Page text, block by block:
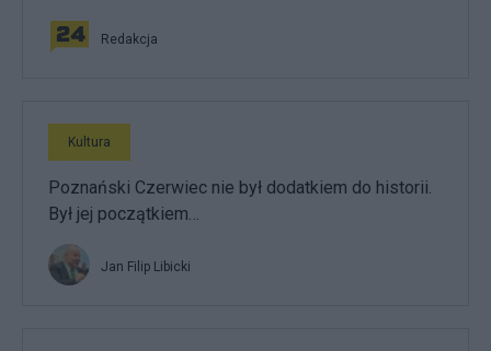
Redakcja
Kultura
Poznański Czerwiec nie był dodatkiem do historii.
Był jej początkiem…
Jan Filip Libicki